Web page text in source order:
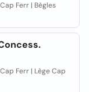
Ferr | Bègles
Ferr | Lège Cap